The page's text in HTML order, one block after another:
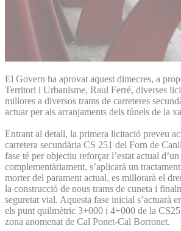
El Govern ha aprovat aquest dimecres, a
Territori i Urbanisme, Raul Ferré, diverses
millores a diversos trams de carreteres
actuar per als arranjaments dels túnels de la
Entrant al detall, la primera licitació preveu
carretera secundària CS 251 del Forn de
fase té per objectiu reforçar l’estat actual
complementàriament, s’aplicarà un
morter del parament actual, es millorarà el
la construcció de nous trams de cuneta i
seguretat vial. Aquesta fase inicial s’actuarà
els punt quilmètric 3+000 i 4+000 de la
zona anomenat de Cal Ponet-Cal Borronet.